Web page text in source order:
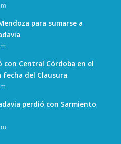
para sumarse a
con Central Córdoba en el
del Clausura
perdió con Sarmiento